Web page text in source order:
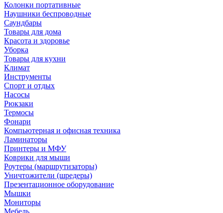
Колонки портативные
Наушники беспроводные
Саундбары
Товары для дома
Красота и здоровье
Уборка
Товары для кухни
Климат
Инструменты
Спорт и отдых
Насосы
Рюкзаки
Термосы
Фонари
Компьютерная и офисная техника
Ламинаторы
Принтеры и МФУ
Коврики для мыши
Роутеры (маршрутизаторы)
Уничтожители (шредеры)
Презентационное оборудование
Мышки
Мониторы
Мебель